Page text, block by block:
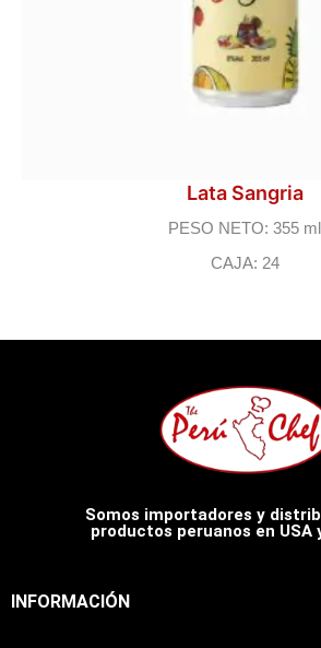
Lata Sangria
PESO NETO: 355 ml
CAJA: 24
Somos importadores y
productos peruanos en USA
INFORMACIÓN